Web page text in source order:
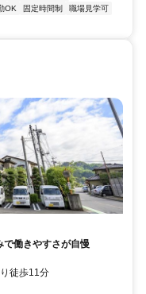
OK 固定時間制
職場見学可
で働きやすさが自慢
徒歩11分